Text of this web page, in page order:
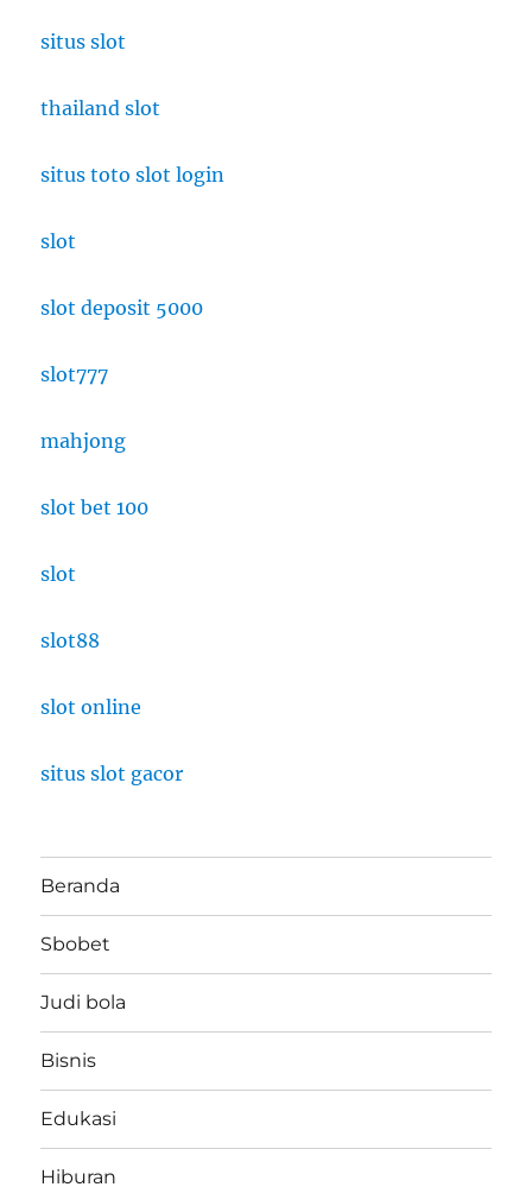
situs slot
thailand slot
situs toto slot login
slot
slot deposit 5000
slot777
mahjong
slot bet 100
slot
slot88
slot online
situs slot gacor
Beranda
Sbobet
Judi bola
Bisnis
Edukasi
Hiburan